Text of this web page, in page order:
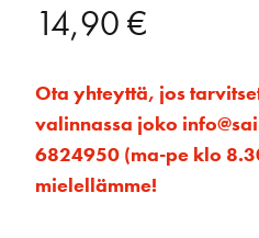
14,90€
Ota yhteyttä, jos
valinnassa joko
6824950 (ma-pe klo
mielellämme!